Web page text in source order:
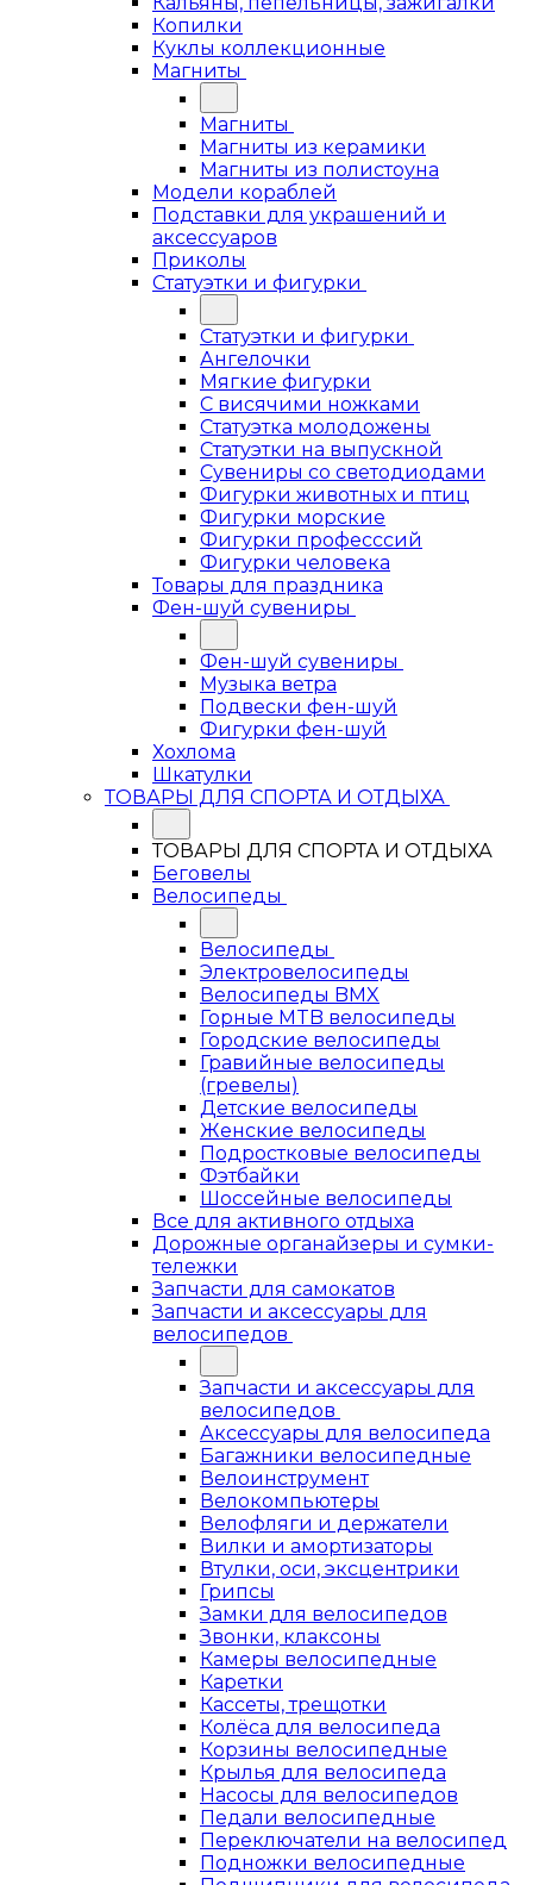
Копилки
Куклы коллекционные
Магниты
Магниты
Магниты из керамики
Магниты из полистоуна
Модели кораблей
Подставки для украшений и
аксессуаров
Приколы
Статуэтки и фигурки
Статуэтки и фигурки
Ангелочки
Мягкие фигурки
С висячими ножками
Статуэтка молодожены
Статуэтки на выпускной
Сувениры со светодиодами
Фигурки животных и птиц
Фигурки морские
Фигурки професссий
Фигурки человека
Товары для праздника
Фен-шуй сувениры
Фен-шуй сувениры
Музыка ветра
Подвески фен-шуй
Фигурки фен-шуй
Хохлома
Шкатулки
ТОВАРЫ ДЛЯ СПОРТА И ОТДЫХА
ТОВАРЫ ДЛЯ СПОРТА И ОТДЫХА
Беговелы
Велосипеды
Велосипеды
Электровелосипеды
Велосипеды BMX
Горные MTB велосипеды
Городские велосипеды
Гравийные велосипеды
(гревелы)
Детские велосипеды
Женские велосипеды
Подростковые велосипеды
Фэтбайки
Шоссейные велосипеды
Все для активного отдыха
Дорожные органайзеры и сумки-
тележки
Запчасти для самокатов
Запчасти и аксессуары для
велосипедов
Запчасти и аксессуары для
велосипедов
Аксессуары для велосипеда
Багажники велосипедные
Велоинструмент
Велокомпьютеры
Велофляги и держатели
Вилки и амортизаторы
Втулки, оси, эксцентрики
Грипсы
Замки для велосипедов
Звонки, клаксоны
Камеры велосипедные
Каретки
Кассеты, трещотки
Колёса для велосипеда
Корзины велосипедные
Крылья для велосипеда
Насосы для велосипедов
Педали велосипедные
Переключатели на велосипед
Подножки велосипедные